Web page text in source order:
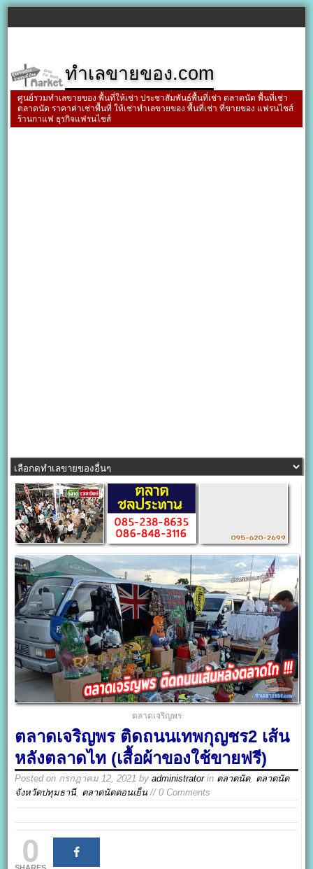
ทำเลขายของ.com
ศูนย์รวมทำเลขายของ พื้นที่ให้เช่า ประชาสัมพันธ์พื้นที่เช่า ตลาดนัด พื้นที่เช่า
ตลาดนัด ราคาค่าเช่าพื้นที่ ให้เช่าทำเลขายของ พื้นที่เช่า ที่ขายของ แฟรนไชส์
ร้านกาแฟ ธุรกิจแฟรนไชส์
ตลาดเจริญพร
ตลาดเจริญพร ติดถนนเทพกุญชร2 เส้น
หลังตลาดไท (เสื้อผ้าของใช้ขายฟรี)
Posted on กรกฎาคม 12, 2021 byadministratorin ตลาดนัด, ตลาดนัด
จังหวัดปทุมธานี, ตลาดนัดตอนเย็น // 0 Comments
0